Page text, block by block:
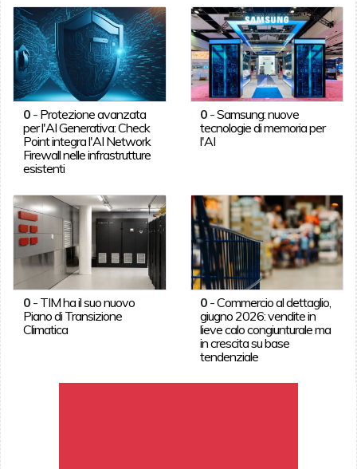
0- Protezione avanzata
per l'AI Generativa: Check
Point integra l'AI Network
Firewall nelle infrastrutture
esistenti
0 -Samsung: nuove
tecnologie di memoria per
l'AI
0- TIM ha il suo nuovo
Piano di Transizione
Climatica
0 -Commercio al dettaglio,
giugno 2026: vendite in
lieve calo congiunturale ma
in crescita su base
tendenziale